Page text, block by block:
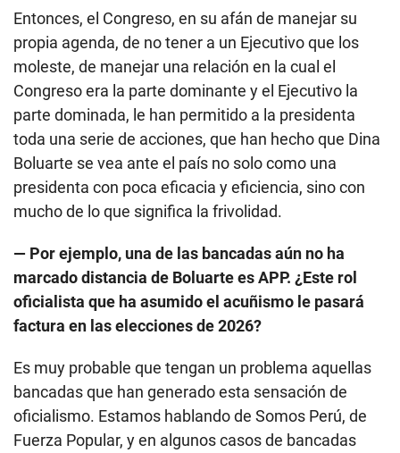
Entonces, el Congreso, en su afán de manejar su
propia agenda, de no tener a un Ejecutivo que los
moleste, de manejar una relación en la cual el
Congreso era la parte dominante y el Ejecutivo la
parte dominada, le han permitido a la presidenta
toda una serie de acciones, que han hecho que Dina
Boluarte se vea ante el país no solo como una
presidenta con poca eficacia y eficiencia, sino con
mucho de lo que significa la frivolidad.
— Por ejemplo, una de las bancadas aún no ha
marcado distancia de Boluarte es APP. ¿Este rol
oficialista que ha asumido el acuñismo le pasará
factura en las elecciones de 2026?
Es muy probable que tengan un problema aquellas
bancadas que han generado esta sensación de
oficialismo. Estamos hablando de Somos Perú, de
Fuerza Popular, y en algunos casos de bancadas